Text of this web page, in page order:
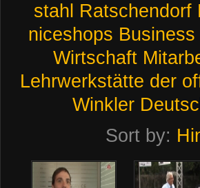
stahl Ratschendorf
niceshops Business
Wirtschaft
Lehrwerkstätte der
Winkler
Sort by: